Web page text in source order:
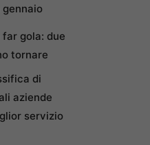
gennaio
gola: due
tornare
di
aziende
servizio